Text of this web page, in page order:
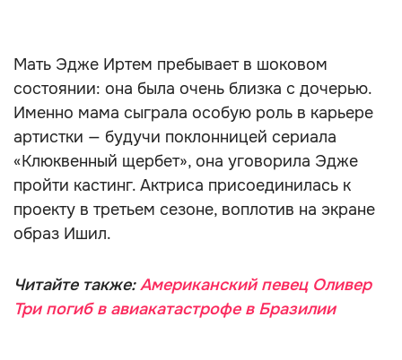
Мать Эдже Иртем пребывает в шоковом
состоянии: она была очень близка с дочерью.
Именно мама сыграла особую роль в карьере
артистки — будучи поклонницей сериала
«Клюквенный щербет», она уговорила Эдже
пройти кастинг. Актриса присоединилась к
проекту в третьем сезоне, воплотив на экране
образ Ишил.
Читайте также:Американский певец Оливер
Три погиб в авиакатастрофе в Бразилии